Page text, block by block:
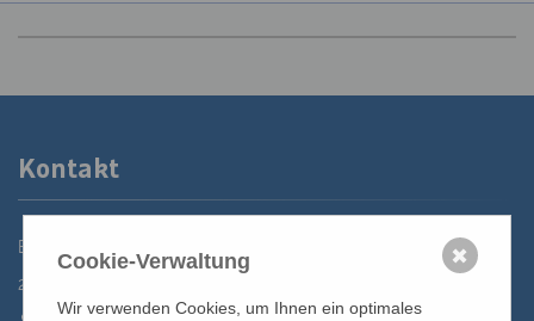
Kontakt
Bildungszentrum St. Bernhard der Erzdiözese Wien
2700 Wiener Neustadt, Domplatz 1
Cookie-Verwaltung
Wir verwenden Cookies, um Ihnen ein optimales
✖